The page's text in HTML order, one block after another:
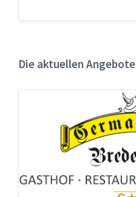
Die aktuellen Angebote